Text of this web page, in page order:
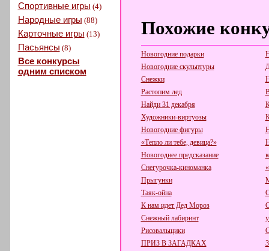
Спортивные игры (4)
Народные игры (88)
Карточные игры (13)
Пасьянсы (8)
Все конкурсы
одним списком
Похожие
Новогодние подарки
Новогодние скульптуры
Снежки
Растопим лед
Найди 31 декабря
Художники-виртуозы
Новогодние фигуры
«Тепло ли тебе, девица?»
Новогоднее предсказание
Снегурочка-киноманка
Прыгунки
Таяк-ойна
К нам идет Дед Мороз
Снежный лабиринт
Рисовальщики
ПРИЗ В ЗАГАДКАХ